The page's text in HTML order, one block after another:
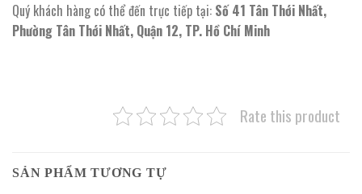
Quý khách hàng có thể đến trực tiếp tại: Số 41 Tân Thới Nhất,
Phường Tân Thới Nhất, Quận 12, TP. Hồ Chí Minh
Rate this product
SẢN PHẨM TƯƠNG TỰ